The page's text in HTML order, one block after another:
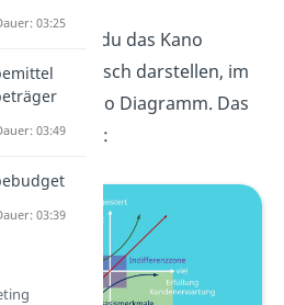
kannst du das Kano
auch grafisch darstellen, im
Kano Diagramm. Das
dann so aus:
03:25
03:49
03:39